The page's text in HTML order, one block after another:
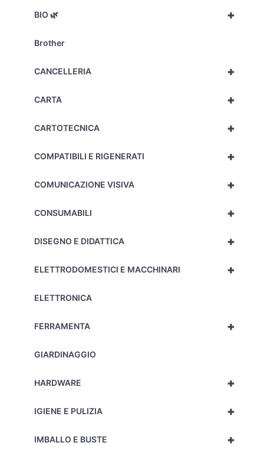
+
BIO 🌿
Brother
+
CANCELLERIA
+
CARTA
+
CARTOTECNICA
+
COMPATIBILI E RIGENERATI
+
COMUNICAZIONE VISIVA
+
CONSUMABILI
+
DISEGNO E DIDATTICA
+
ELETTRODOMESTICI E MACCHINARI
ELETTRONICA
+
FERRAMENTA
GIARDINAGGIO
+
HARDWARE
+
IGIENE E PULIZIA
+
IMBALLO E BUSTE